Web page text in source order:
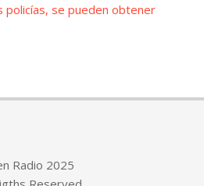
policías, se pueden obtener
Radio 2025